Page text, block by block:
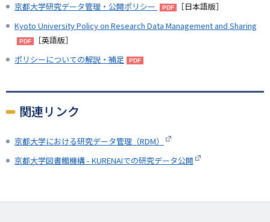
京都大学研究データ管理・公開ポリシー
［日本語版］
Kyoto University Policy on Research Data Management and Sharing
［英語版］
ポリシーについての解説・補足
関連リンク
京都大学における研究データ管理（RDM）
京都大学図書館機構 - KURENAIでの研究データ公開